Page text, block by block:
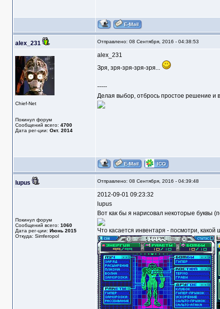
alex_231 Отправлено: 08 Сентября, 2016 - 04:38:53
Chief-Net
Покинул форум
Сообщений всего: 4700
Дата рег-ции: Окт. 2014
alex_231
Зря, зря-зря-зря-зря...
-----
Делая выбор, отбрось простое решение и
lupus Отправлено: 08 Сентября, 2016 - 04:39:48
Покинул форум
Сообщений всего: 1060
Дата рег-ции: Июнь 2015
Откуда: Simferopol
2012-09-01 09:23:32
lupus
Вот как бы я нарисовал некоторые буквы
Что касается инвентаря - посмотри, какой